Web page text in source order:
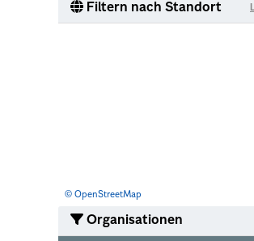
Filtern nach Standort
© OpenStreetMap
Organisationen